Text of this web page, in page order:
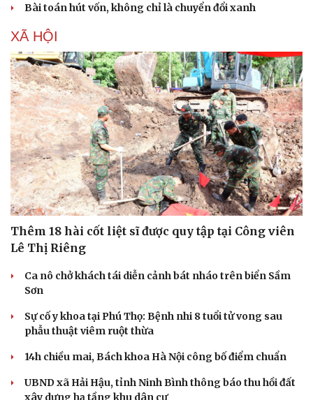
Bài toán hút vốn, không chỉ là chuyển đổi xanh
XÃ HỘI
Thêm 18 hài cốt liệt sĩ được quy tập tại Công viên
Lê Thị Riêng
Ca nô chở khách tái diễn cảnh bát nháo trên biển Sầm
Sơn
Sự cố y khoa tại Phú Thọ: Bệnh nhi 8 tuổi tử vong sau
phẫu thuật viêm ruột thừa
14h chiều mai, Bách khoa Hà Nội công bố điểm chuẩn
UBND xã Hải Hậu, tỉnh Ninh Bình thông báo thu hồi đất
xây dựng hạ tầng khu dân cư